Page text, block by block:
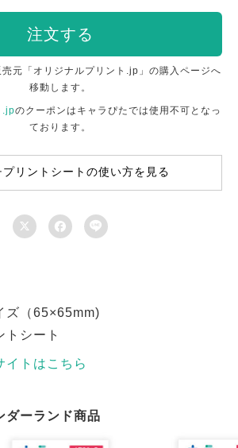
注文する
元「オリジナルプリント.jp」の購入ページへ
移動します。
.jpのクーポンはキャラぴたでは使用不可となっ
ております。
プリントシートの使い方を見る
  
ズ（65×65mm)
トシート
イトはこちら
ダーランド商品